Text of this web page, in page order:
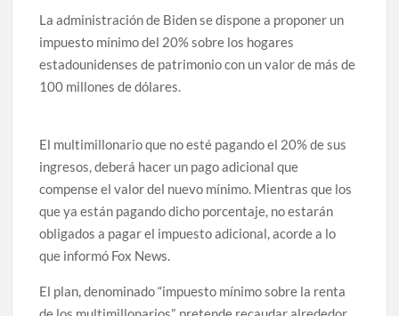
La administración de Biden se dispone a proponer un
impuesto mínimo del 20% sobre los hogares
estadounidenses de patrimonio con un valor de más de
100 millones de dólares.
El multimillonario que no esté pagando el 20% de sus
ingresos, deberá hacer un pago adicional que
compense el valor del nuevo mínimo. Mientras que los
que ya están pagando dicho porcentaje, no estarán
obligados a pagar el impuesto adicional, acorde a lo
que informó Fox News.
El plan, denominado “impuesto mínimo sobre la renta